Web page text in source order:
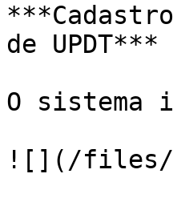
de UPDT***
O
![](/files/